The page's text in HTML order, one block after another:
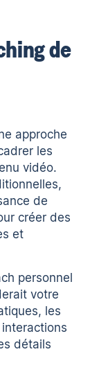
de
approche
les
vidéo.
de
créer des
et
personnel
votre
les
détails